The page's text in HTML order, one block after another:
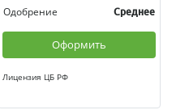
Одобрение
Среднее
Оформить
Лицензия ЦБ РФ